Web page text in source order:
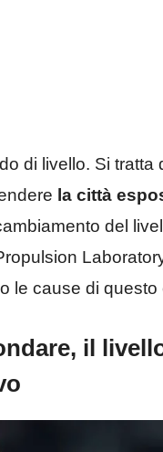
di livello. Si tratta
la città
del
le cause di questo
il